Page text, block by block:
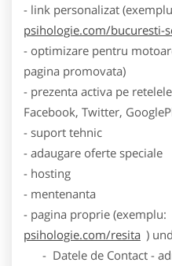
- link personalizat
psihologie.com/bucuresti-
- optimizare pentru
pagina promovata)
- prezenta activa pe
Facebook, Twitter,
- suport tehnic
- adaugare oferte speciale
- hosting
- mentenanta
- pagina proprie (exemplu:
psihologie.com/resita )
- Datele de Contact -